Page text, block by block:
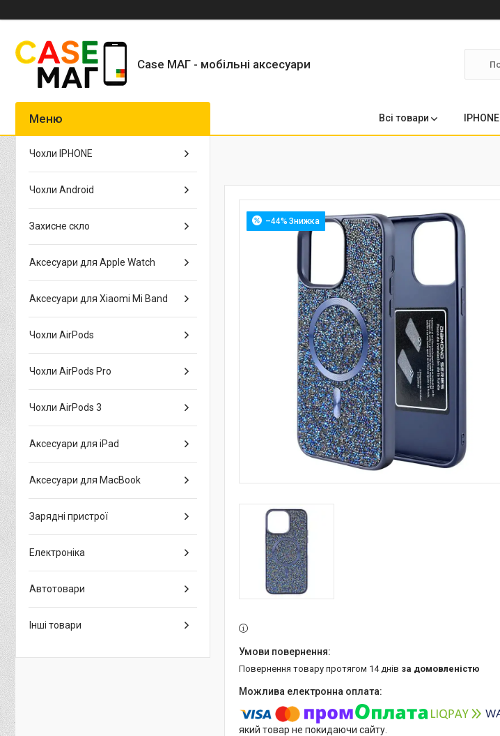
Case МАГ - мобільні аксесуари
Всі товари IPHONE
–44%
повернення товару протягом 14 днів за домовленістю
який товар не покидаючи сайту.
Чохли IPHONE
Чохли Android
Захисне скло
Аксесуари для Apple Watch
Аксесуари для Xiaomi Mi Band
Чохли AirPods
Чохли AirPods Pro
Чохли AirPods 3
Аксесуари для iPad
Аксесуари для MacBook
Зарядні пристрої
Електроніка
Автотовари
Інші товари